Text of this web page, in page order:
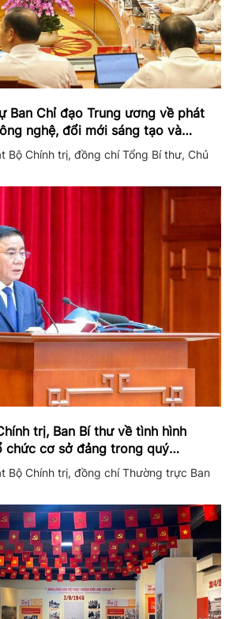
Ban Chỉ đạo Trung ương về phát
nghệ, đổi mới sáng tạo và
Bộ Chính trị, đồng chí Tổng Bí thư, Chủ
trị, Ban Bí thư về tình hình
chức cơ sở đảng trong quý
Bộ Chính trị, đồng chí Thường trực Ban